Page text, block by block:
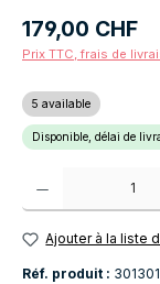
Prix régulier :
179,00 CHF
Prix TTC, frais de
5 available
Disponible, délai de
Quantité de produit :
Ajouter à la liste
Réf. produit : 301301